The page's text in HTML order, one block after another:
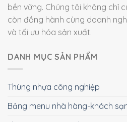
bền vững. Chúng tôi không chỉ
còn đồng hành cùng doanh
và tối ưu hóa sản xuất.
DANH MỤC SẢN PHẨM
Thùng nhựa công nghiệp
Bảng menu nhà hàng-khách